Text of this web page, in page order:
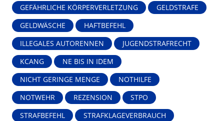
GEFÄHRLICHE KÖRPERVERLETZUNG GELDSTRAFE
GELDWÄSCHE HAFTBEFEHL
ILLEGALES AUTORENNEN JUGENDSTRAFRECHT
KCANG NE BIS IN IDEM
NICHT GERINGE MENGE NOTHILFE
NOTWEHR REZENSION STPO
STRAFBEFEHL STRAFKLAGEVERBRAUCH